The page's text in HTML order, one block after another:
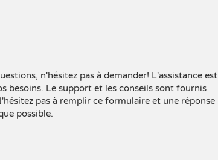
n'hésitez pas à demander! L'assistance est
besoins. Le support et les conseils sont fournis
pas à remplir ce formulaire et une réponse
possible.